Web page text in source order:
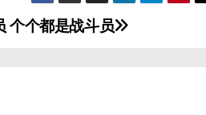
个个都是战斗员